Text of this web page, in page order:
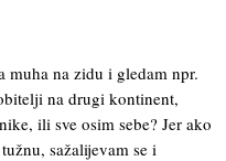
muha na zidu i gledam npr.
na drugi kontinent,
ili sve osim sebe? Jer ako
sažalijevam se i